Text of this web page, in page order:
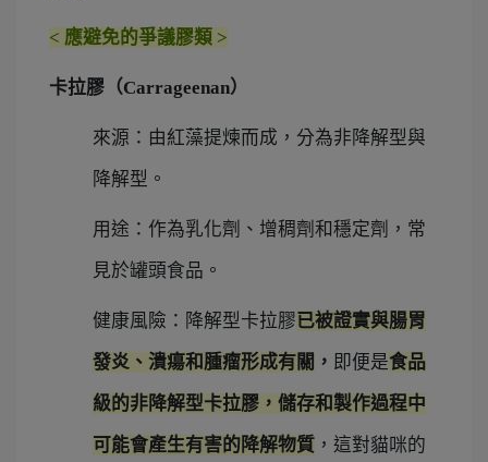
< 應避免的爭議膠類 >
卡拉膠（Carrageenan）
來源：由紅藻提煉而成，分為非降解型與
降解型。
用途：作為乳化劑、增稠劑和穩定劑，常
見於罐頭食品。
健康風險：降解型卡拉膠已被證實與腸胃
發炎、潰瘍和腫瘤形成有關 ， 即便是食品
級的非降解型卡拉膠，儲存和製作過程中
可能會產生有害的降解物質 ， 這對貓咪的